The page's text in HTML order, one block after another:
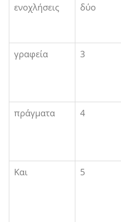
ενοχλήσεις δύο
γραφεία 3
πράγματα 4
Και 5